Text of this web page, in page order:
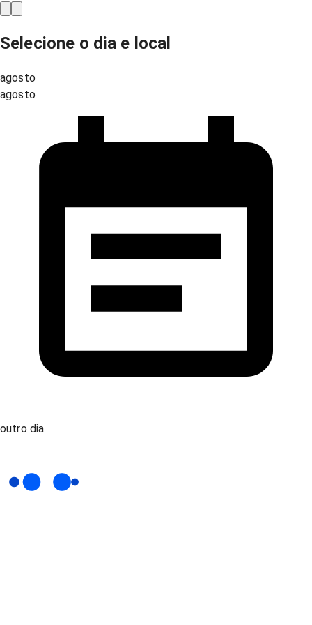
Selecione o dia e local
agosto
agosto
outro dia